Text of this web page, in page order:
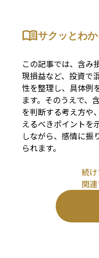
サクッとわ
この記事では、含み
現損益など、投資で
性を整理し、具体例
ます。そのうえで、
を判断する考え方や
えるべきポイントを
しながら、感情に振
られます。
続
関